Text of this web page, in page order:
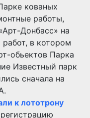
кованых
работы,
Донбасс» на
в котором
обьектов Парка
Известный парк
сначала на
к лототрону